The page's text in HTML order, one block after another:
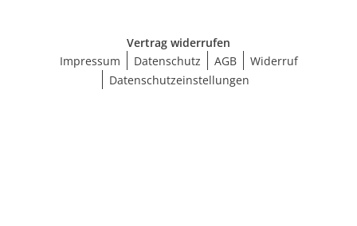
Vertrag widerrufen
Impressum
Datenschutz AGB
Widerruf
Datenschutzeinstellungen